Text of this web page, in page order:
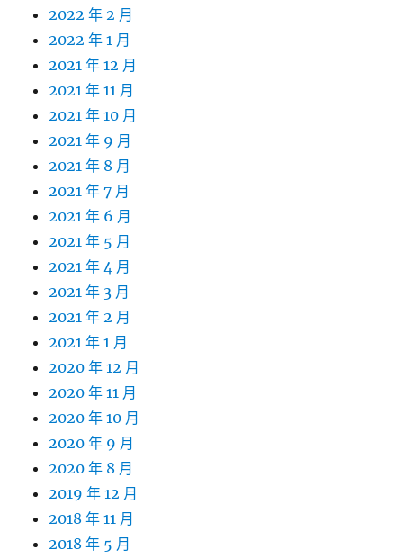
2022 年 2 月
2022 年 1 月
2021 年 12 月
2021 年 11 月
2021 年 10 月
2021 年 9 月
2021 年 8 月
2021 年 7 月
2021 年 6 月
2021 年 5 月
2021 年 4 月
2021 年 3 月
2021 年 2 月
2021 年 1 月
2020 年 12 月
2020 年 11 月
2020 年 10 月
2020 年 9 月
2020 年 8 月
2019 年 12 月
2018 年 11 月
2018 年 5 月